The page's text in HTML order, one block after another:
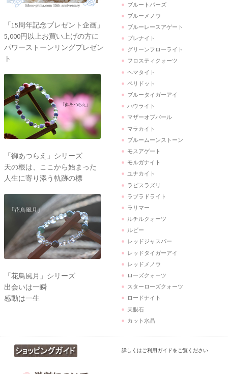
「15周年記念プレゼント企画」
5,000円以上お買い上げの方に
パワーストーンリングプレゼン
ト
「御あつらえ」シリーズ
天の根は、ここから始まった
人生に寄り添う軌跡の標
「花鳥風月」シリーズ
出会いは一瞬
感動は一生
ブルートパーズ
ブルーメノウ
ブルーレースアゲート
プレナイト
グリーンフローライト
フロスティクォーツ
ヘマタイト
ペリドット
ブルータイガーアイ
ハウライト
マザーオブパール
マラカイト
ブルームーンストーン
モスアゲート
モルガナイト
ユナカイト
ラピスラズリ
ラブラドライト
ラリマー
ルチルクォーツ
ルビー
レッドジャスパー
レッドタイガーアイ
レッドメノウ
ローズクォーツ
スターローズクォーツ
ロードナイト
天眼石
カット水晶
詳しくはご利用ガイドをご覧ください